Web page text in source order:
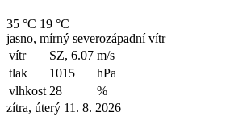
35 °C 19 °C
jasno, mírný severozápadní vítr
vítr
SZ, 6.07 m/s
tlak
1015
hPa
vlhkost 28
%
zítra, úterý 11. 8. 2026